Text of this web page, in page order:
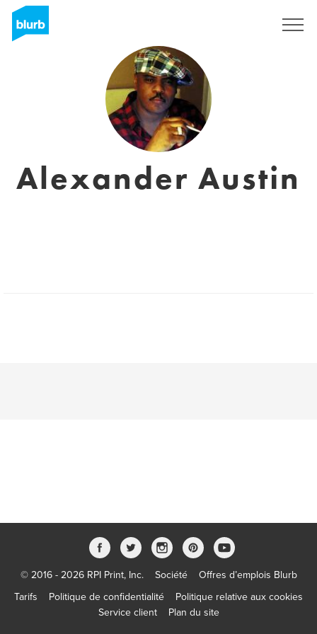
Alexander Austin
© 2016 - 2026 RPI Print, Inc. Société
Offres d’emplois Blurb
Tarifs
Politique de confidentialité
Politique relative aux cookies
Service client
Plan du site